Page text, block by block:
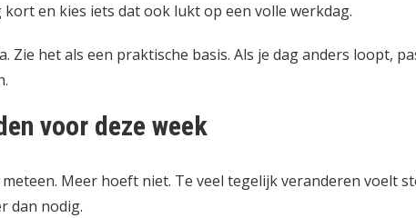
en kies iets dat ook lukt op een volle werkdag.
Zie het als een praktische basis. Als je dag anders loopt,
voor deze week
Meer hoeft niet. Te veel tegelijk veranderen voelt
dan nodig.